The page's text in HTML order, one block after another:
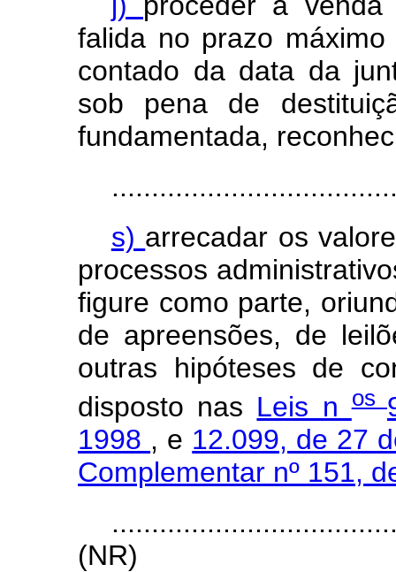
falida no prazo
contado da data da
sob pena de
fundamentada,
s) arrecadar os
processos
figure como parte,
de apreensões, de
outras hipóteses de
disposto nas Leis nos
1998 , e 12.099, de 27
Complementar nº 151,
(NR)